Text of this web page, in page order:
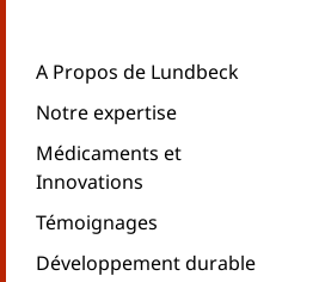
A Propos de Lundbeck
Notre expertise
Médicaments et
Innovations
Témoignages
Développement durable